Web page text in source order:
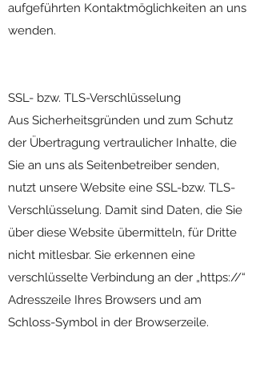
aufgeführten Kontaktmöglichkeiten an uns
wenden.
SSL- bzw. TLS-Verschlüsselung
Aus Sicherheitsgründen und zum Schutz
der Übertragung vertraulicher Inhalte, die
Sie an uns als Seitenbetreiber senden,
nutzt unsere Website eine SSL-bzw. TLS-
Verschlüsselung. Damit sind Daten, die Sie
über diese Website übermitteln, für Dritte
nicht mitlesbar. Sie erkennen eine
verschlüsselte Verbindung an der „https://“
Adresszeile Ihres Browsers und am
Schloss-Symbol in der Browserzeile.